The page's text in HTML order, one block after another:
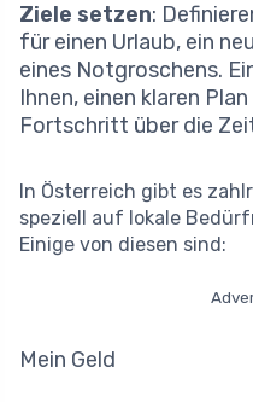
Ziele setzen:
für einen Urlaub, ein
eines Notgroschens.
Ihnen, einen klaren
Fortschritt über die
In Österreich gibt es
speziell auf lokale
Einige von diesen sind:
Mein Geld